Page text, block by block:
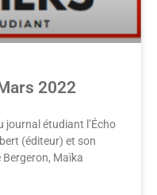
2022
journal étudiant l’Écho
(éditeur) et son
Bergeron, Maïka